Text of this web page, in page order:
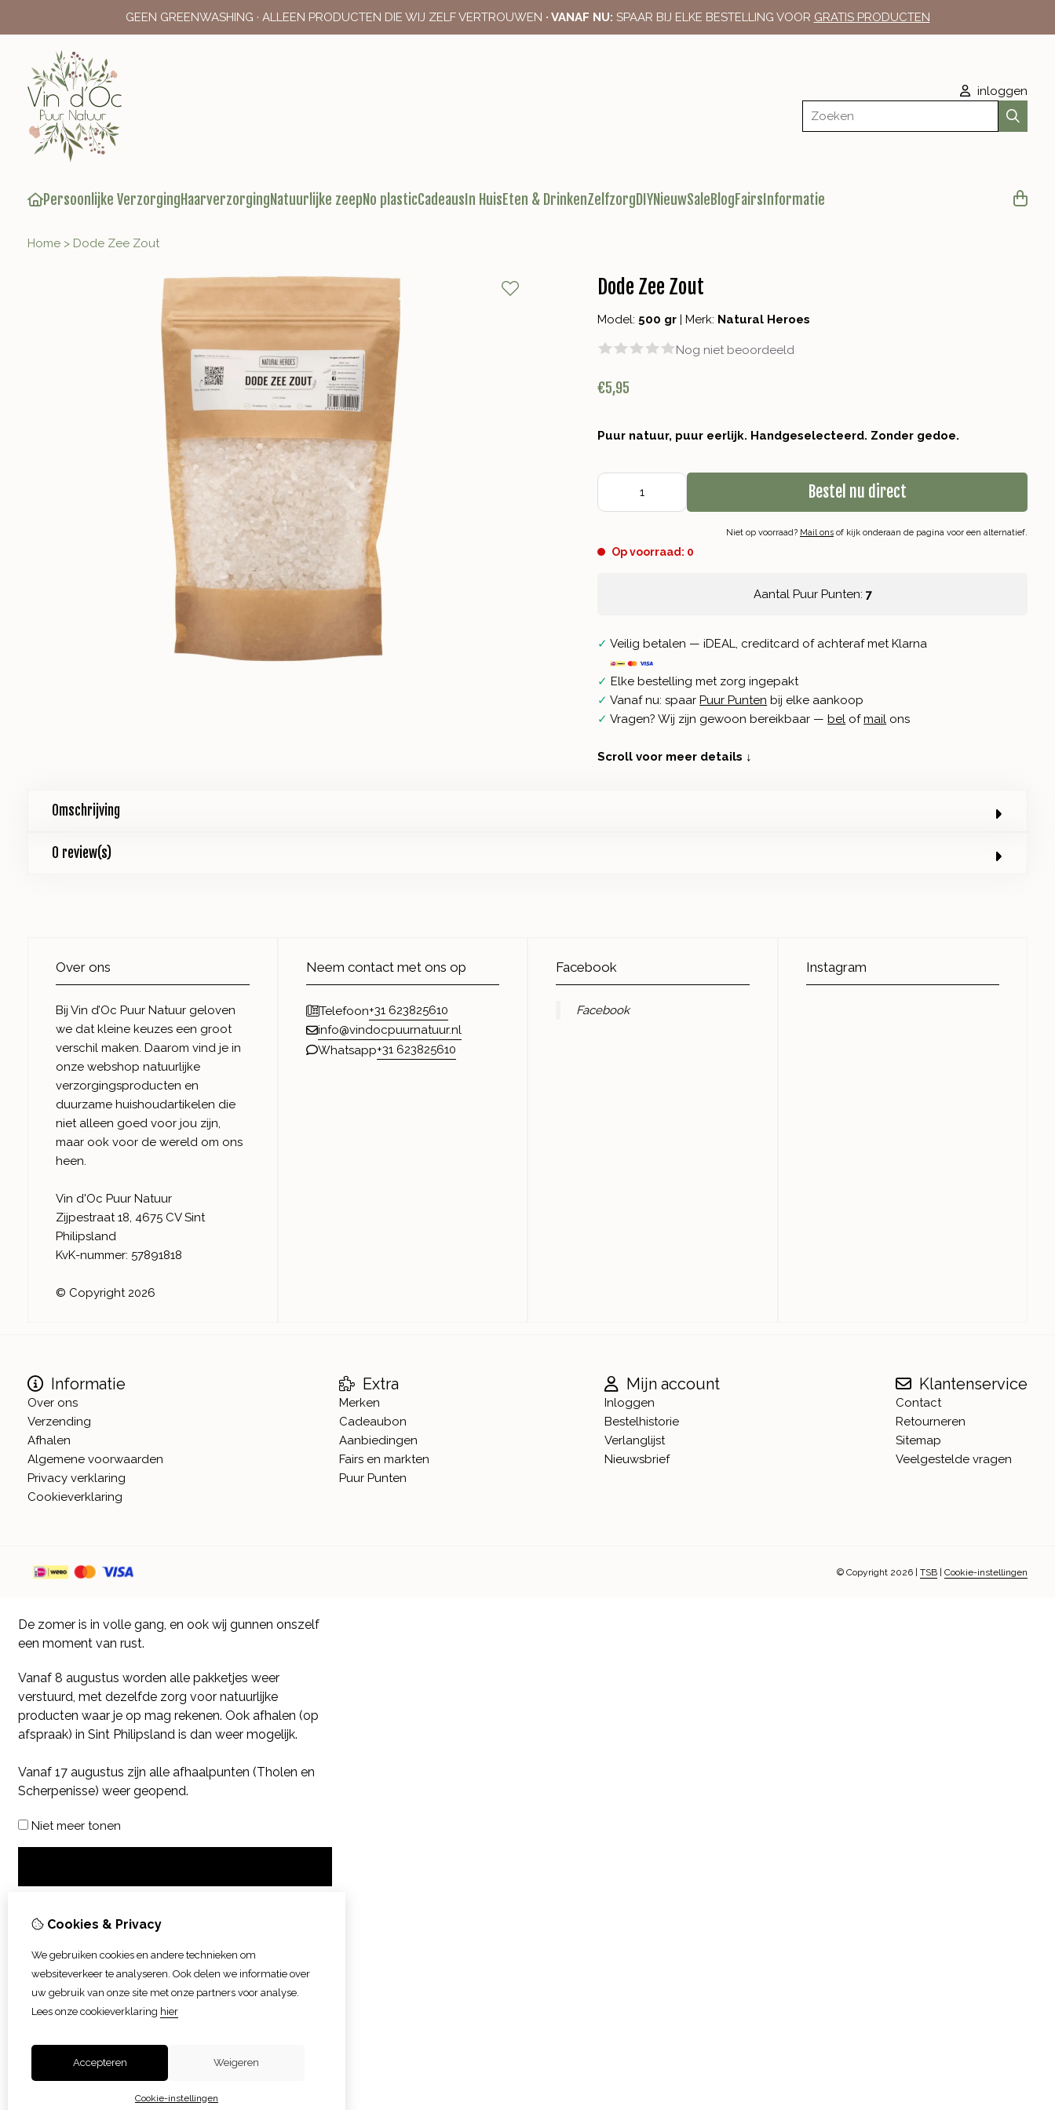
GEEN GREENWASHING · ALLEEN PRODUCTEN DIE WIJ ZELF VERTROUWEN · VANAF NU: SPAAR BIJ ELKE BESTELLING VOOR GRATIS PRODUCTEN
inloggen
Zoeken
Persoonlijke VerzorgingHaarverzorgingNatuurlijke zeepNo plasticCadeaus In HuisEten & DrinkenZelfzorgDIYNieuwSaleBlogFairs Informatie
Home > Dode Zee Zout
Dode Zee Zout
Model: 500 gr Merk: Natural Heroes
Nog niet beoordeeld
€5,95
Puur natuur, puur eerlijk. Handgeselecteerd. Zonder gedoe.
Bestel nu direct
Niet op voorraad? Mail ons of kijk onderaan de pagina voor een alternatief.
Op voorraad: 0
Aantal Puur Punten: 7
✓ Veilig betalen — iDEAL, creditcard of achteraf met Klarna
✓ Elke bestelling met zorg ingepakt
✓ Vanaf nu: spaar Puur Punten bij elke aankoop
✓ Vragen? Wij zijn gewoon bereikbaar — bel ofmail ons
Scroll voor meer details ↓
Omschrijving
0 review(s)
Over ons
Bij Vin d’Oc Puur Natuur geloven
we dat kleine keuzes een groot
verschil maken. Daarom vind je in
onze webshop natuurlijke
verzorgingsproducten en
duurzame huishoudartikelen die
niet alleen goed voor jou zijn,
maar ook voor de wereld om ons
heen.
Vin d'Oc Puur Natuur
Zijpestraat 18, 4675 CV Sint
Philipsland
KvK-nummer: 57891818
© Copyright 2026
Neem contact met ons op
Telefoon+31 623825610
info@vindocpuurnatuur.nl
Whatsapp+31 623825610
Facebook
Facebook
Instagram
Informatie
Over ons
Verzending
Afhalen
Algemene voorwaarden
Privacy verklaring
Cookieverklaring
Extra
Merken
Cadeaubon
Aanbiedingen
Fairs en markten
Puur Punten
Mijn account
Inloggen
Bestelhistorie
Verlanglijst
Nieuwsbrief
Klantenservice
Contact
Retourneren
Sitemap
Veelgestelde vragen
© Copyright 2026 | TSB | Cookie-instellingen
Cookies & Privacy
We gebruiken cookies en andere technieken om
websiteverkeer te analyseren. Ook delen we informatie over
uw gebruik van onze site met onze partners voor analyse.
Lees onze cookieverklaring hier
Accepteren Weigeren
Cookie-instellingen
De zomer is in volle gang, en ook wij gunnen onszelf
een moment van rust.
Vanaf 8 augustus worden alle pakketjes weer
verstuurd, met dezelfde zorg voor natuurlijke
producten waar je op mag rekenen. Ook afhalen (op
afspraak) in Sint Philipsland is dan weer mogelijk.
Vanaf 17 augustus zijn alle afhaalpunten (Tholen en
Scherpenisse) weer geopend.
Niet meer tonen